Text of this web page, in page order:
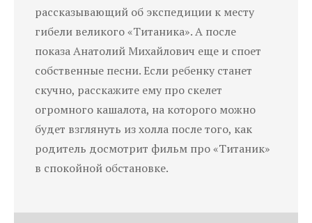
рассказывающий об экспедиции к месту
гибели великого «Титаника». А после
показа Анатолий Михайлович еще и споет
собственные песни. Если ребенку станет
скучно, расскажите ему про скелет
огромного кашалота, на которого можно
будет взглянуть из холла после того, как
родитель досмотрит фильм про «Титаник»
в спокойной обстановке.